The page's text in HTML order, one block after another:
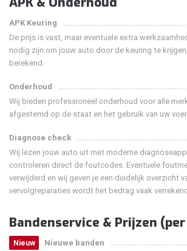
APK Keuring
De prijs is vast, maar eventuele extra
nodig zijn om jouw auto door de keuring te
berekend.
Onderhoud
Wij bieden professioneel onderhoud voor alle
afgestemd op de staat en het gebruik van uw
Diagnose check
Wij lezen jouw auto uit met moderne
controleren direct de foutcodes. Eventuele
verwijderd en wij geven je een duidelijk overzicht
vervolgreparaties wordt het bedrag vaak
Bandenservice & Prijzen
Nieuw Nieuwe banden